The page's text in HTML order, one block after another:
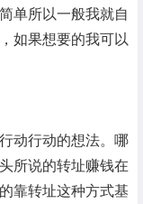
单所以一般我就自
如果想要的我可以
动行动的想法。哪
所说的转址赚钱在
靠转址这种方式基